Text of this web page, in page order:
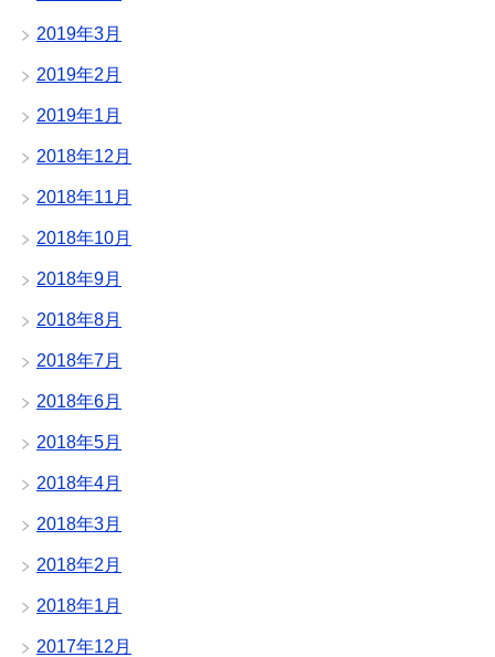
2019年3月
2019年2月
2019年1月
2018年12月
2018年11月
2018年10月
2018年9月
2018年8月
2018年7月
2018年6月
2018年5月
2018年4月
2018年3月
2018年2月
2018年1月
2017年12月